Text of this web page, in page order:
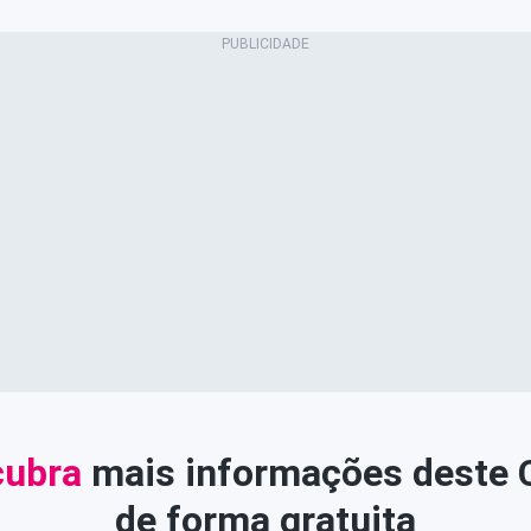
mais informações deste
de forma gratuita